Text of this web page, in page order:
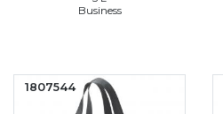
Business
1807544